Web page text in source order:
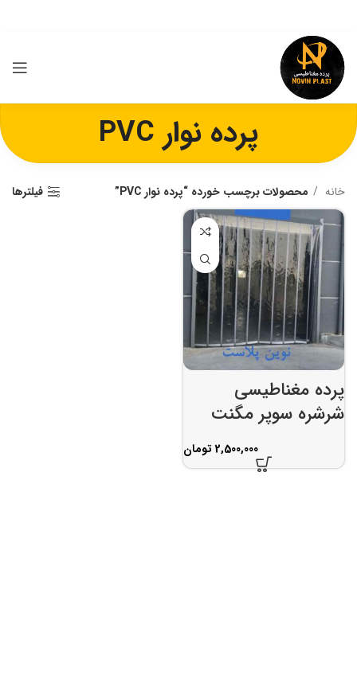
پرده نوار PVC
خانه محصولات برچسب خورده “پرده نوار PVC” فیلترها
پرده مغناطیسی
شرشره سوپر مگنت
تومان